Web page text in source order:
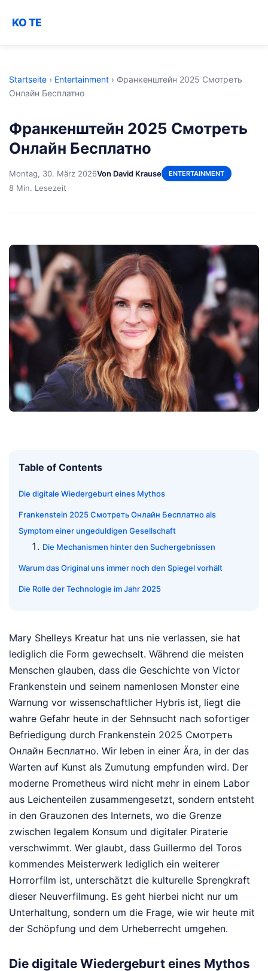
KO TE
Startseite › Entertainment › Франкенштейн 2025 Смотреть
Онлайн Бесплатно
Франкенштейн 2025 Смотреть
Онлайн Бесплатно
Montag, 30. März 2026Von David Krause ENTERTAINMENT
8 Min. Lesezeit
Table of Contents
Die digitale Wiedergeburt eines Mythos
Frankenstein 2025 Смотреть Онлайн Бесплатно als
Symptom einer ungeduldigen Gesellschaft
Die Mechanismen hinter den Suchergebnissen
Warum das Original uns immer noch den Spiegel vorhält
Die Rolle der Technologie im Jahr 2025
Mary Shelleys Kreatur hat uns nie verlassen, sie hat
lediglich die Form gewechselt. Während die meisten
Menschen glauben, dass die Geschichte von Victor
Frankenstein und seinem namenlosen Monster eine
Warnung vor wissenschaftlicher Hybris ist, liegt die
wahre Gefahr heute in der Sehnsucht nach sofortiger
Befriedigung durch Frankenstein 2025 Смотреть
Онлайн Бесплатно. Wir leben in einer Ära, in der das
Warten auf Kunst als Zumutung empfunden wird. Der
moderne Prometheus wird nicht mehr in einem Labor
aus Leichenteilen zusammengesetzt, sondern entsteht
in den Grauzonen des Internets, wo die Grenze
zwischen legalem Konsum und digitaler Piraterie
verschwimmt. Wer glaubt, dass Guillermo del Toros
kommendes Meisterwerk lediglich ein weiterer
Horrorfilm ist, unterschätzt die kulturelle Sprengkraft
dieser Neuverfilmung. Es geht hierbei nicht nur um
Unterhaltung, sondern um die Frage, wie wir heute mit
der Schöpfung und dem Urheberrecht umgehen.
Die digitale Wiedergeburt eines Mythos